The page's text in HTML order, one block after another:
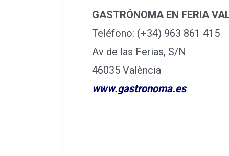
GASTRÓNOMA EN FERIA
Teléfono: (+34) 963 861 415
Av de las Ferias, S/N
46035 València
www.gastronoma.es